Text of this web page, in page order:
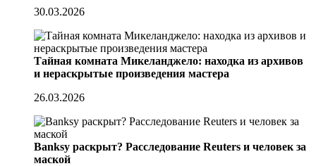
30.03.2026
Тайная комната Микеланджело: находка из архивов
и нераскрытые произведения мастера
26.03.2026
Banksy раскрыт? Расследование Reuters и человек за
маской